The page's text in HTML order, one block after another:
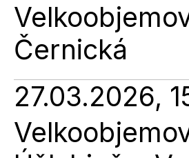
Černická
27.03.2026,